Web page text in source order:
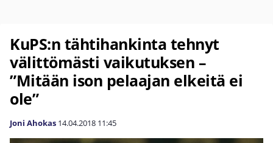
KuPS:n tähtihankinta tehnyt
välittömästi vaikutuksen –
”Mitään ison pelaajan elkeitä ei
ole”
Joni Ahokas 14.04.2018 11:45